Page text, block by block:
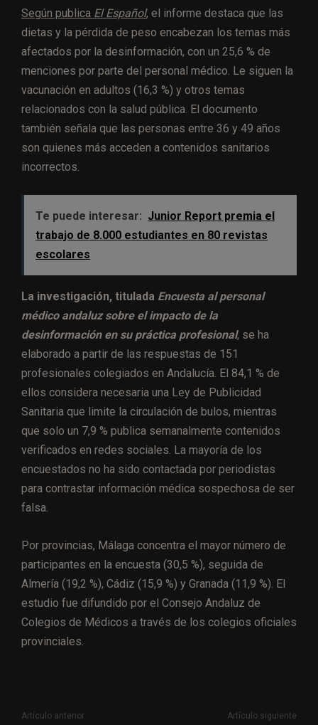
Según publica El Español, el informe destaca que las
dietas y la pérdida de peso encabezan los temas más
afectados por la desinformación, con un 25,6 % de
menciones por parte del personal médico. Le siguen la
vacunación en adultos (16,3 %) y otros temas
relacionados con la salud pública. El documento
también señala que las personas entre 36 y 49 años
son quienes más acceden a contenidos sanitarios
incorrectos.
Te puede interesar: Junior Report premia el
trabajo de 8.000 estudiantes en 80 revistas
escolares
La investigación, titulada Encuesta al personal
médico andaluz sobre el impacto de la
desinformación en su práctica profesional, se ha
elaborado a partir de las respuestas de 151
profesionales colegiados en Andalucía. El 84,1 % de
ellos considera necesaria una Ley de Publicidad
Sanitaria que limite la circulación de bulos, mientras
que solo un 7,9 % publica semanalmente contenidos
verificados en redes sociales. La mayoría de los
encuestados no ha sido contactada por periodistas
para contrastar información médica sospechosa de ser
falsa.
Por provincias, Málaga concentra el mayor número de
participantes en la encuesta (30,5 %), seguida de
Almería (19,2 %), Cádiz (15,9 %) y Granada (11,9 %). El
estudio fue difundido por el Consejo Andaluz de
Colegios de Médicos a través de los colegios oficiales
provinciales.
Artículo anterior Artículo siguiente